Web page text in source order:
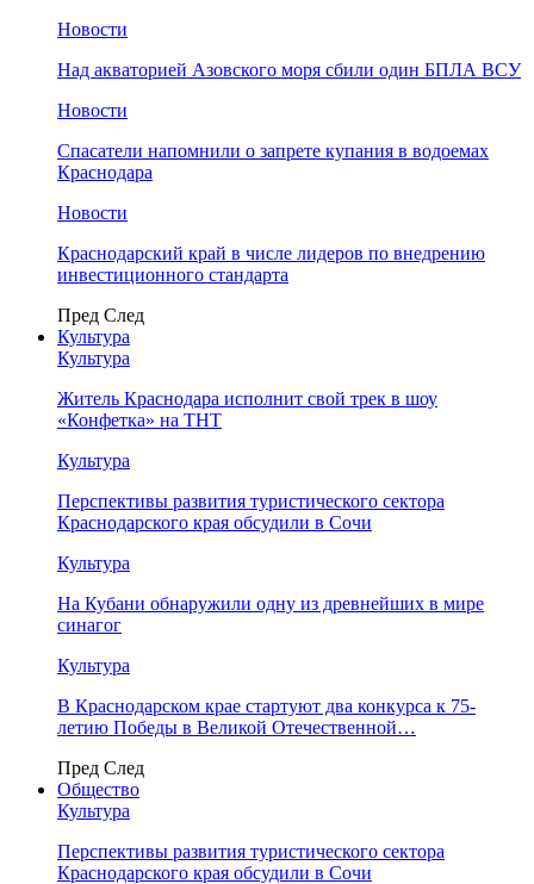
Новости
Над акваторией Азовского моря сбили один БПЛА ВСУ
Новости
Спасатели напомнили о запрете купания в водоемах
Краснодара
Новости
Краснодарский край в числе лидеров по внедрению
инвестиционного стандарта
Пред След
Культура
Культура
Житель Краснодара исполнит свой трек в шоу
«Конфетка» на ТНТ
Культура
Перспективы развития туристического сектора
Краснодарского края обсудили в Сочи
Культура
На Кубани обнаружили одну из древнейших в мире
синагог
Культура
В Краснодарском крае стартуют два конкурса к 75-
летию Победы в Великой Отечественной…
Пред След
Общество
Культура
Перспективы развития туристического сектора
Краснодарского края обсудили в Сочи